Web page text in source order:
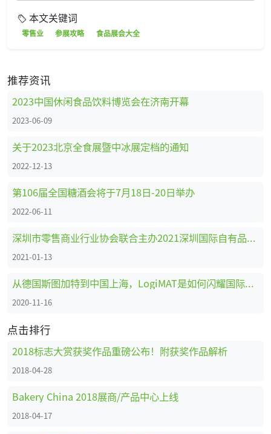
本文关键词
零售业 参展攻略 食品展会大全
推荐资讯
2023中国休闲食品饮料博览会在济南开幕
2023-06-09
关于2023北京全食展暨中冰展定档的通知
2022-12-13
第106届全国糖酒会将于7月18日-20日举办
2022-06-11
深圳市零售商业行业协会联合主办2021深圳国际自有品牌展
2021-01-13
从德国斯图加特到中国上海，LogiMAT是如何闪耀国际舞台的
2020-11-16
点击排行
2018标志大赏获奖作品重磅公布！附获奖作品解析
2018-04-28
Bakery China 2018展商/产品中心上线
2018-04-17